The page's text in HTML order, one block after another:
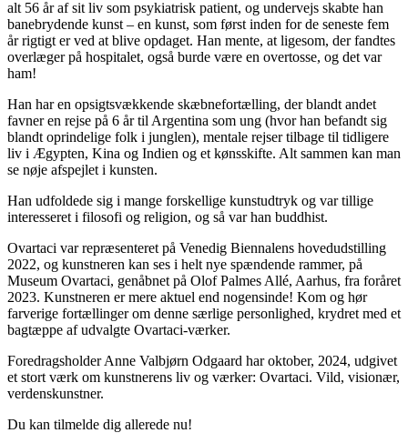
alt 56 år af sit liv som psykiatrisk patient, og undervejs skabte han
banebrydende kunst – en kunst, som først inden for de seneste fem
år rigtigt er ved at blive opdaget. Han mente, at ligesom, der fandtes
overlæger på hospitalet, også burde være en overtosse, og det var
ham!
Han har en opsigtsvækkende skæbnefortælling, der blandt andet
favner en rejse på 6 år til Argentina som ung (hvor han befandt sig
blandt oprindelige folk i junglen), mentale rejser tilbage til tidligere
liv i Ægypten, Kina og Indien og et kønsskifte. Alt sammen kan man
se nøje afspejlet i kunsten.
Han udfoldede sig i mange forskellige kunstudtryk og var tillige
interesseret i filosofi og religion, og så var han buddhist.
Ovartaci var repræsenteret på Venedig Biennalens hovedudstilling
2022, og kunstneren kan ses i helt nye spændende rammer, på
Museum Ovartaci, genåbnet på Olof Palmes Allé, Aarhus, fra foråret
2023. Kunstneren er mere aktuel end nogensinde! Kom og hør
farverige fortællinger om denne særlige personlighed, krydret med et
bagtæppe af udvalgte Ovartaci-værker.
Foredragsholder Anne Valbjørn Odgaard har oktober, 2024, udgivet
et stort værk om kunstnerens liv og værker: Ovartaci. Vild, visionær,
verdenskunstner.
Du kan tilmelde dig allerede nu!